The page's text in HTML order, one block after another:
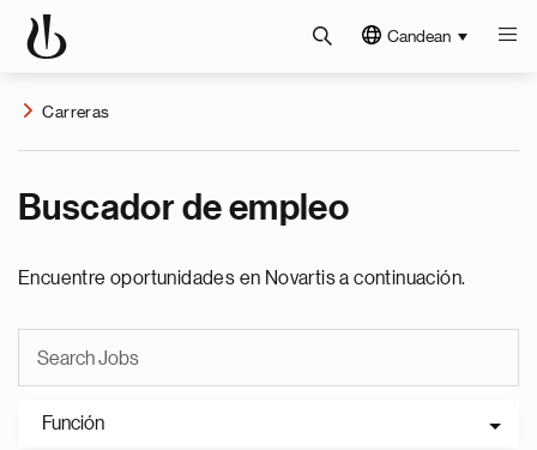
Candean
Carreras
Buscador de empleo
Encuentre oportunidades en Novartis a continuación.
Función